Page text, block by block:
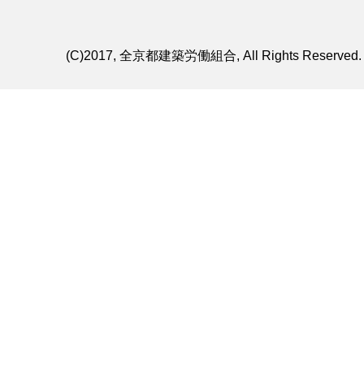
(C)2017, 全京都建築労働組合, All Rights Reserved.